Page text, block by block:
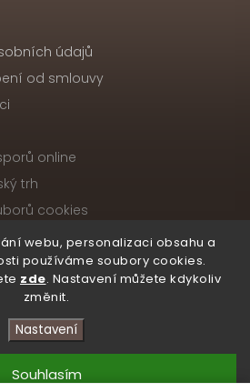
webu, personalizaci obsahu a
používáme soubory cookies.
zde. Nastavení můžete kdykoliv
změnit.
Nastavení
Souhlasím
údajů
od smlouvy
online
trh
cookies
ATIKA, s.r.o.. Všechna práva
vyhrazena.
nastavení cookies
| DesignShoptak.cz